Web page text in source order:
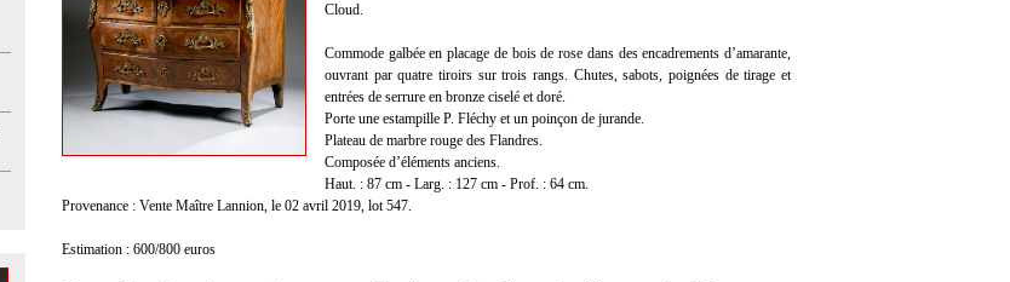
Cloud.
Commode galbée en placage de bois de rose dans des encadrements d’amarante,
ouvrant par quatre tiroirs sur trois rangs. Chutes, sabots, poignées de tirage et
entrées de serrure en bronze ciselé et doré.
Porte une estampille P. Fléchy et un poinçon de jurande.
Plateau de marbre rouge des Flandres.
Composée d’éléments anciens.
Haut. : 87 cm - Larg. : 127 cm - Prof. : 64 cm.
Provenance : Vente Maître Lannion, le 02 avril 2019, lot 547.
Estimation : 600/800 euros